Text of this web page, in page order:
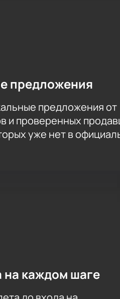
– попробуйте! Для этого
в ней дату события и
а получить билеты на
предложения
предложения от
и проверенных
уже нет в
каждом шаге